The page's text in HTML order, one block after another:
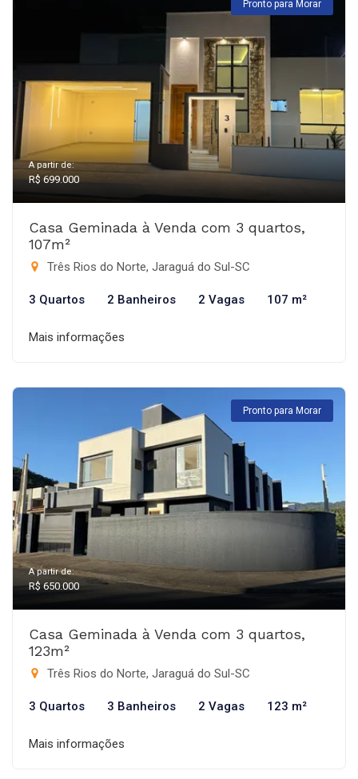
Pronto para Morar
A partir de:
R$ 699.000
Casa Geminada à Venda com 3 quartos,
107m²
Três Rios do Norte, Jaraguá do Sul-SC
3 Quartos 2 Banheiros 2 Vagas 107 m²
Mais informações
Pronto para Morar
A partir de:
R$ 650.000
Casa Geminada à Venda com 3 quartos,
123m²
Três Rios do Norte, Jaraguá do Sul-SC
3 Quartos 3 Banheiros 2 Vagas 123 m²
Mais informações